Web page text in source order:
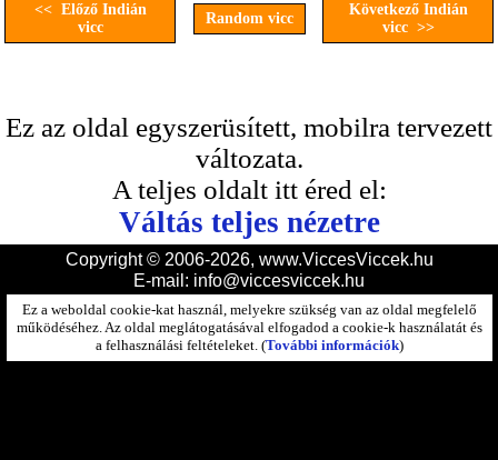
<< Előző Indián
vicc
Random vicc
Következő Indián
vicc >>
Ez az oldal egyszerüsített, mobilra tervezett
változata.
A teljes oldalt itt éred el:
Váltás teljes nézetre
Copyright © 2006-2026, www.ViccesViccek.hu
E-mail: info@viccesviccek.hu
Ez a weboldal cookie-kat használ, melyekre szükség van az oldal megfelelő
működéséhez. Az oldal meglátogatásával elfogadod a cookie-k használatát és
a felhasználási feltételeket. (További információk)